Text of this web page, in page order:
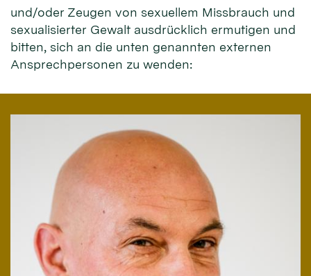
und/oder Zeugen von sexuellem Missbrauch und
sexualisierter Gewalt ausdrücklich ermutigen und
bitten, sich an die unten genannten externen
Ansprechpersonen zu wenden: